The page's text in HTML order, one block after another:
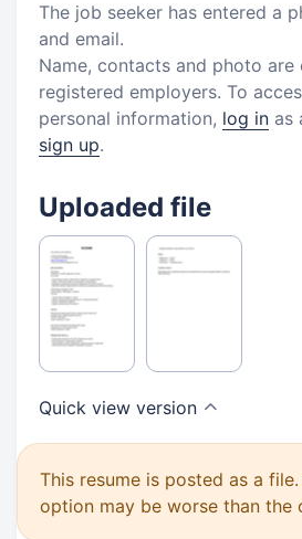
The job seeker has entered a
and email.
Name, contacts and photo are
registered employers. To
personal information, log in as
sign up.
Uploaded file
Quick view version
This resume is posted as a
option may be worse than the